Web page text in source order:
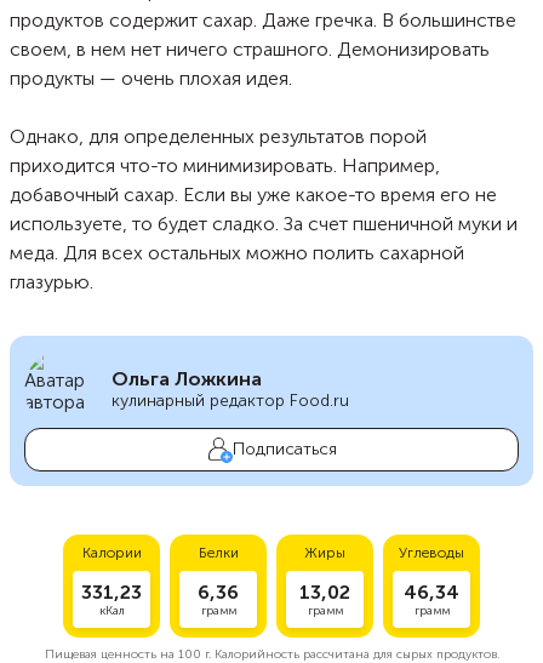
продуктов содержит сахар. Даже гречка. В большинстве
своем, в нем нет ничего страшного. Демонизировать
продукты — очень плохая идея.
Однако, для определенных результатов порой
приходится что-то минимизировать. Например,
добавочный сахар. Если вы уже какое-то время его не
используете, то будет сладко. За счет пшеничной муки и
меда. Для всех остальных можно полить сахарной
глазурью.
Ольга Ложкина
кулинарный редактор Food.ru
Подписаться
Калории
331,23
кКал
Белки
6,36
грамм
Жиры
13,02
грамм
Углеводы
46,34
грамм
Пищевая ценность на 100 г.Калорийность рассчитана для сырых продуктов.